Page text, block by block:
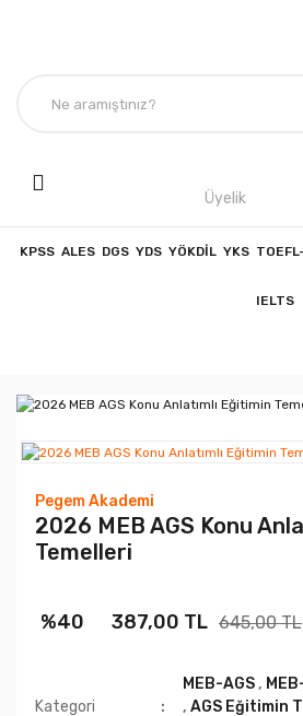
Üyelik
KPSS ALES DGS YDS YÖKDİL YKS TOEFL-
IELTS
Pegem Akademi
2026 MEB AGS Konu
Temelleri
%40 387,00 TL 645,00 TL
Kategori
MEB-AGS,
,AGS Eğitimin